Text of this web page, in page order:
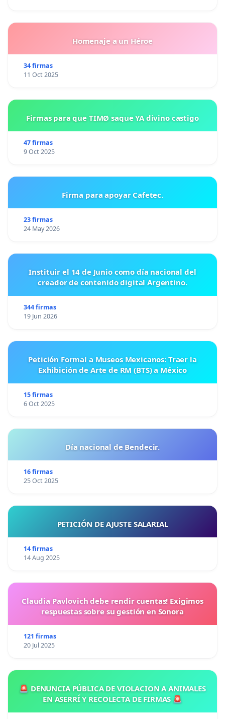
Homenaje a un Héroe
34 firmas
11 Oct 2025
Firmas para que TIMØ saque YA divino castigo
47 firmas
9 Oct 2025
Firma para apoyar Cafetec.
23 firmas
24 May 2026
Instituir el 14 de Junio como día nacional del
creador de contenido digital Argentino.
344 firmas
19 Jun 2026
Petición Formal a Museos Mexicanos: Traer la
Exhibición de Arte de RM (BTS) a México
15 firmas
6 Oct 2025
Día nacional de Bendecir.
16 firmas
25 Oct 2025
PETICIÓN DE AJUSTE SALARIAL
14 firmas
14 Aug 2025
Claudia Pavlovich debe rendir cuentas! Exigimos
respuestas sobre su gestión en Sonora
121 firmas
20 Jul 2025
🚨 DENUNCIA PÚBLICA DE VIOLACION A ANIMALES
EN ASERRÍ Y RECOLECTA DE FIRMAS 🚨